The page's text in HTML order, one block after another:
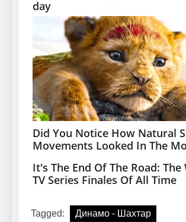
Tagged: Динамо - Шахтар